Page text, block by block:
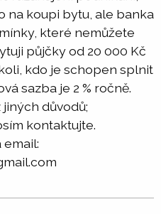
na koupi bytu, ale banka
které nemůžete
půjčky od 20 000 Kč
kdo je schopen splnit
sazba je 2 % ročně.
důvodů;
kontaktujte.